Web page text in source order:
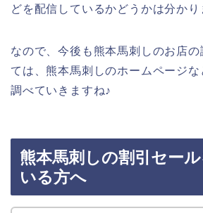
どを配信しているかどうかは分かり
なので、今後も熊本馬刺しのお店
ては、熊本馬刺しのホームページな
調べていきますね♪
熊本馬刺しの割引セー
いる方へ